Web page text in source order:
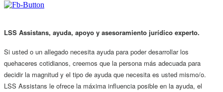
LSS Assistans, ayuda, apoyo y asesoramiento jurídico experto.
Si usted o un allegado necesita ayuda para poder desarrollar los
quehaceres cotidianos, creemos que la persona más adecuada para
decidir la magnitud y el tipo de ayuda que necesita es usted mismo/o.
LSS Assistans le ofrece la máxima influencia posible en la ayuda, el